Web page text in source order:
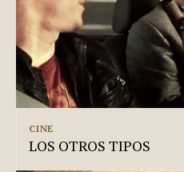
CINE
LOS OTROS TIPOS